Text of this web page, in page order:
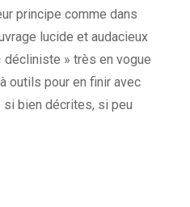
principe comme dans
lucide et audacieux
» très en vogue
outils pour en finir avec
bien décrites, si peu